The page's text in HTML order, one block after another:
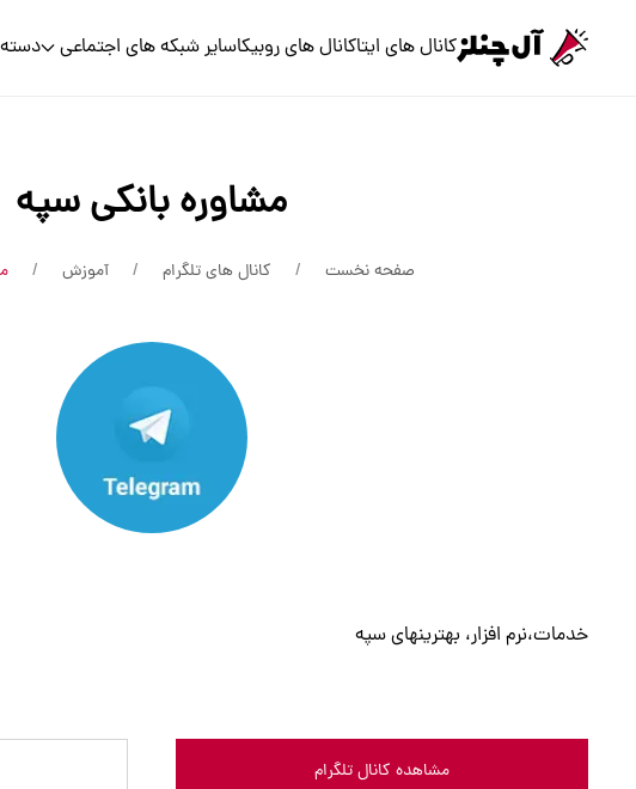
کانال های ایتاکانال های روبیکاسایر شبکه های اجتماعی
مشاوره بانکی سپه
صفحه نخست کانال های تلگرام آموزش
خدمات،نرم افزار، بهترینهای سپه
مشاهده کانال تلگرام